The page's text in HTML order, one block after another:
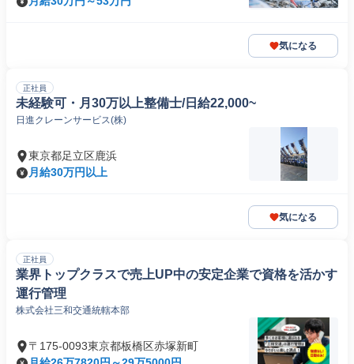
気になる
正社員
未経験可・月30万以上整備士/日給22,000~
日進クレーンサービス(株)
東京都足立区鹿浜
月給30万円以上
気になる
正社員
業界トップクラスで売上UP中の安定企業で資格を活かす
運行管理
株式会社三和交通統轄本部
〒175-0093東京都板橋区赤塚新町